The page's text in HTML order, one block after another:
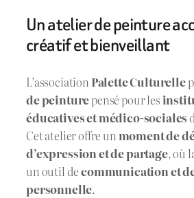
Un atelier de peinture
créatif et bienveillant
L’association Palette Culturelle
de peinturepensé pour les
éducatives et médico-sociales
Cet atelier offre un moment de
d’expression et de partage, où
un outil decommunication et
personnelle.